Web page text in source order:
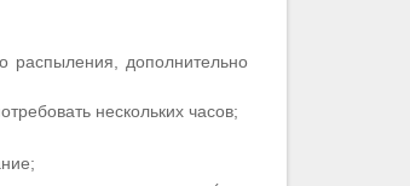
распыления, дополнительно
нескольких часов;